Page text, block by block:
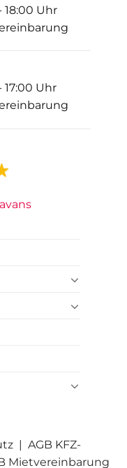
Uhr
Uhr
| AGB KFZ-
Mietvereinbarung